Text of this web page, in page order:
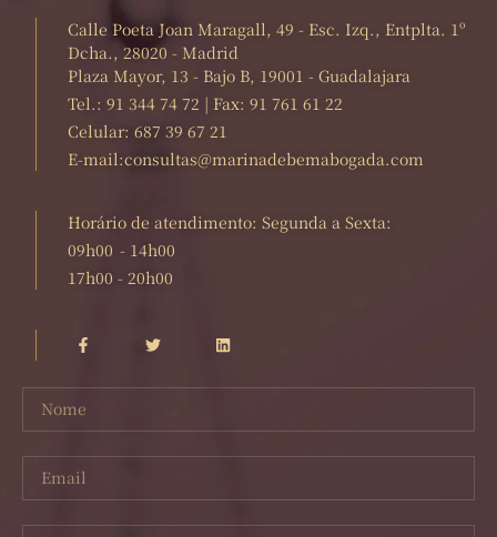
Calle Poeta Joan Maragall, 49 - Esc. Izq., Entplta. 1º
Dcha., 28020 - Madrid
Plaza Mayor, 13 - Bajo B, 19001 - Guadalajara
Tel.: 91 344 74 72 | Fax: 91 761 61 22
Celular: 687 39 67 21
E-mail:consultas@marinadebemabogada.com
Horário de atendimento: Segunda a Sexta:
09h00 - 14h00
17h00 - 20h00